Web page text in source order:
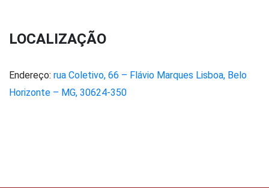
LOCALIZAÇÃO
Endereço: rua Coletivo, 66 – Flávio Marques Lisboa, Belo
Horizonte – MG, 30624-350